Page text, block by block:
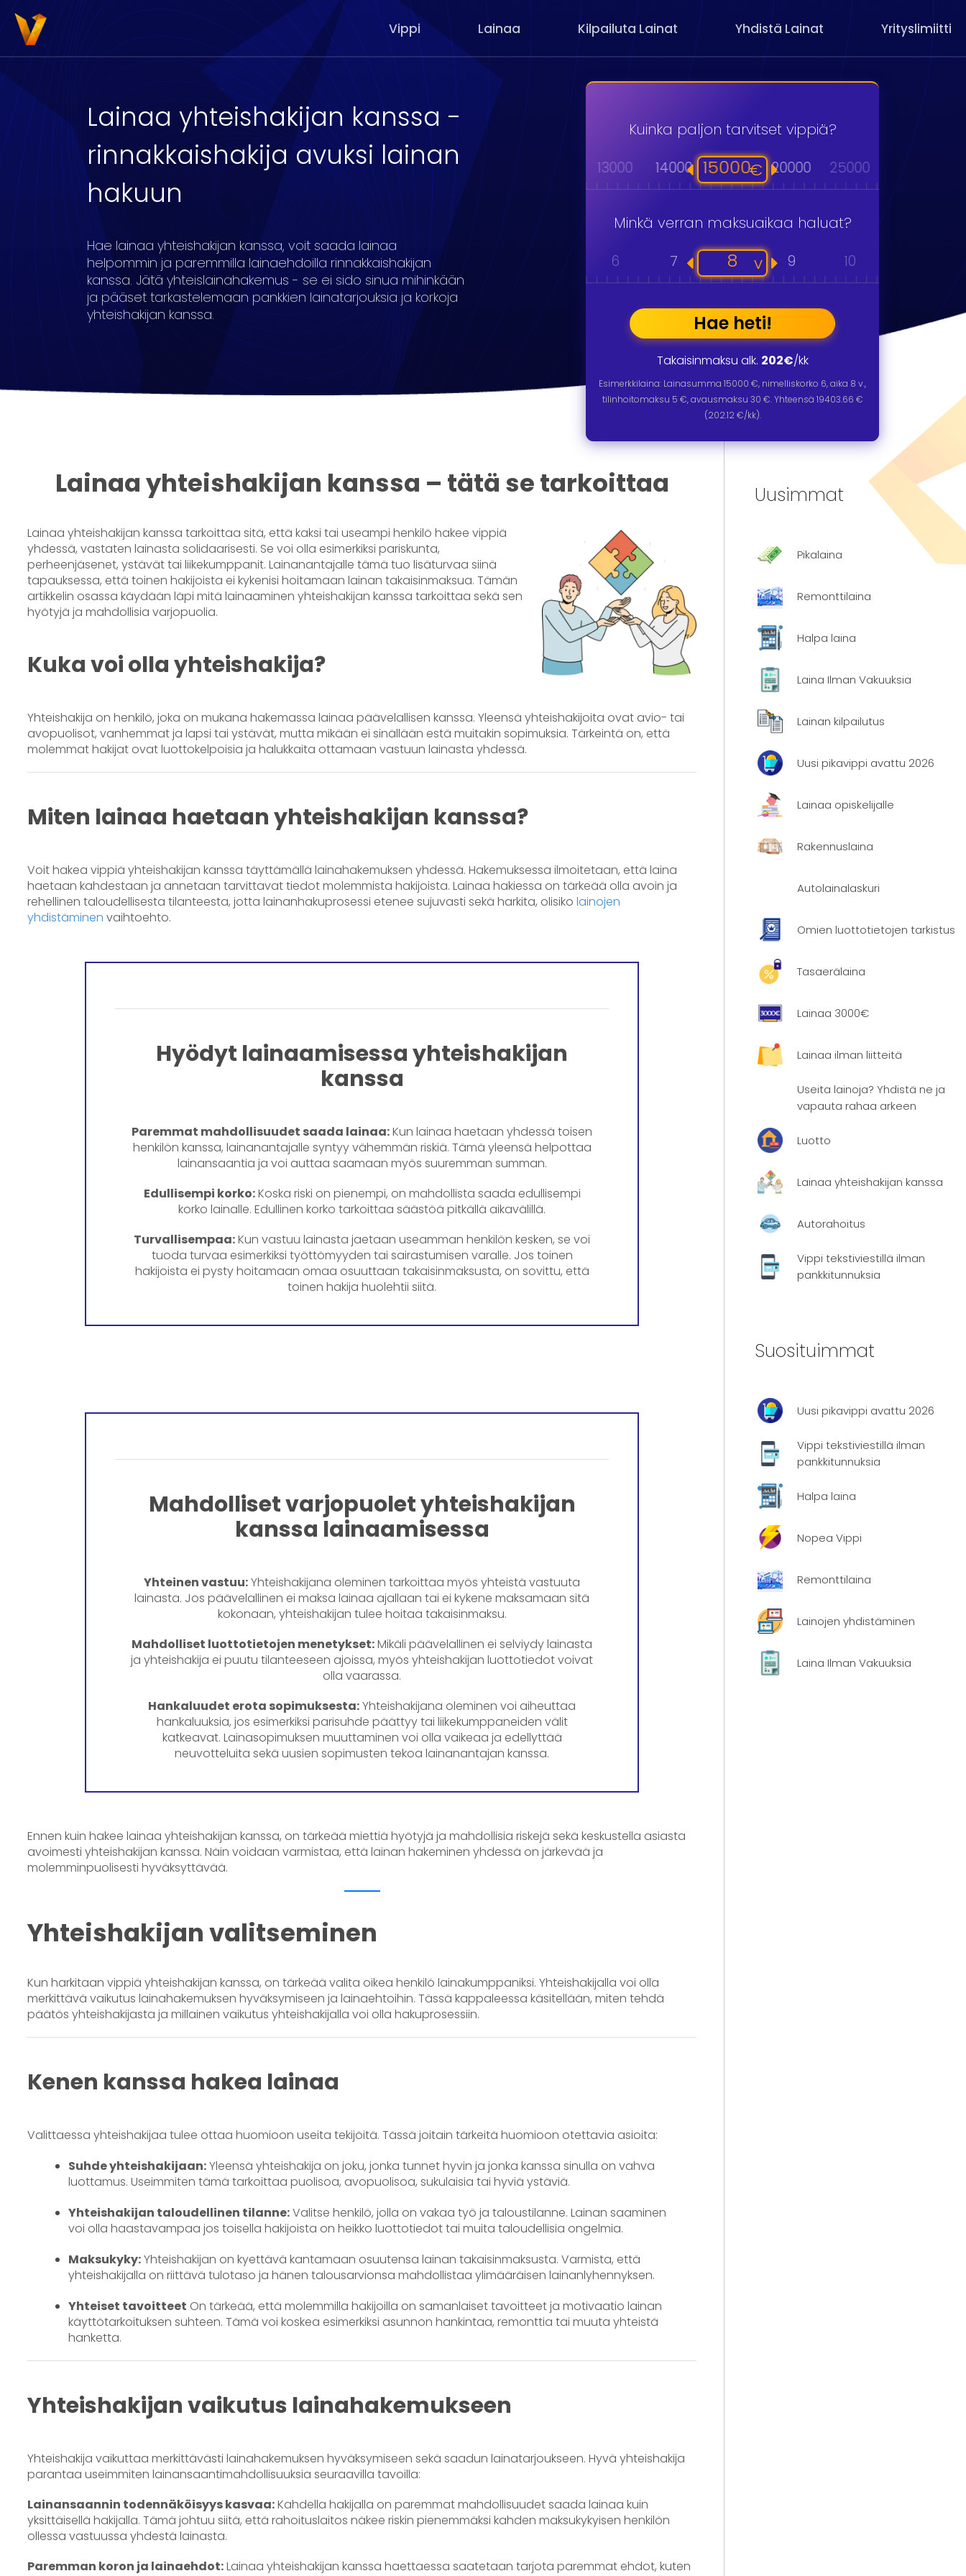
Vippi Lainaa Kilpailuta Lainat Yhdistä Lainat Yrityslimiitti
Lainaa yhteishakijan kanssa -
rinnakkaishakija avuksi lainan
hakuun
Hae lainaa yhteishakijan kanssa, voit saada lainaa
helpommin ja paremmilla lainaehdoilla rinnakkaishakijan
kanssa. Jätä yhteislainahakemus - se ei sido sinua mihinkään
ja pääset tarkastelemaan pankkien lainatarjouksia ja korkoja
yhteishakijan kanssa.
Kuinka paljon tarvitset vippiä?
€
3000 4000 5000 6000 7000 8000 9000 10000 11000 13000 14000 15000 20000 25000 30000
Minkä verran maksuaikaa haluat?
v
17 18 19 20 1 2 6 7 8 9 10
Hae heti!
Takaisinmaksu alk. 202€/kk
Esimerkkilaina: Lainasumma15000 €, nimelliskorko 6, aika 8 v.,
tilinhoitomaksu 5 €, avausmaksu 30 €. Yhteensä 19403.66 €
(202.12 €/kk).
Lainaa yhteishakijan kanssa – tätä se tarkoittaa
Lainaa yhteishakijan kanssa tarkoittaa sitä, että kaksi tai useampi henkilö hakee vippiä
yhdessä, vastaten lainasta solidaarisesti. Se voi olla esimerkiksi pariskunta,
perheenjäsenet, ystävät tai liikekumppanit. Lainanantajalle tämä tuo lisäturvaa siinä
tapauksessa, että toinen hakijoista ei kykenisi hoitamaan lainan takaisinmaksua. Tämän
artikkelin osassa käydään läpi mitä lainaaminen yhteishakijan kanssa tarkoittaa sekä sen
hyötyjä ja mahdollisia varjopuolia.
Kuka voi olla yhteishakija?
Yhteishakija on henkilö, joka on mukana hakemassa lainaa päävelallisen kanssa. Yleensä yhteishakijoita ovat avio- tai
avopuolisot, vanhemmat ja lapsi tai ystävät, mutta mikään ei sinällään estä muitakin sopimuksia. Tärkeintä on, että
molemmat hakijat ovat luottokelpoisia ja halukkaita ottamaan vastuun lainasta yhdessä.
Miten lainaa haetaan yhteishakijan kanssa?
Voit hakea vippiä yhteishakijan kanssa täyttämällä lainahakemuksen yhdessä. Hakemuksessa ilmoitetaan, että laina
haetaan kahdestaan ja annetaan tarvittavat tiedot molemmista hakijoista. Lainaa hakiessa on tärkeää olla avoin ja
rehellinen taloudellisesta tilanteesta, jotta lainanhakuprosessi etenee sujuvasti sekä harkita, olisiko lainojen
yhdistäminen vaihtoehto.
Hyödyt lainaamisessa yhteishakijan
kanssa
Paremmat mahdollisuudet saada lainaa:Kun lainaa haetaan yhdessä toisen
henkilön kanssa, lainanantajalle syntyy vähemmän riskiä. Tämä yleensä helpottaa
lainansaantia ja voi auttaa saamaan myös suuremman summan.
Edullisempi korko:Koska riski on pienempi, on mahdollista saada edullisempi
korko lainalle. Edullinen korko tarkoittaa säästöä pitkällä aikavälillä.
Turvallisempaa:Kun vastuu lainasta jaetaan useamman henkilön kesken, se voi
tuoda turvaa esimerkiksi työttömyyden tai sairastumisen varalle. Jos toinen
hakijoista ei pysty hoitamaan omaa osuuttaan takaisinmaksusta, on sovittu, että
toinen hakija huolehtii siitä.
Mahdolliset varjopuolet yhteishakijan
kanssa lainaamisessa
Yhteinen vastuu:Yhteishakijana oleminen tarkoittaa myös yhteistä vastuuta
lainasta. Jos päävelallinen ei maksa lainaa ajallaan tai ei kykene maksamaan sitä
kokonaan, yhteishakijan tulee hoitaa takaisinmaksu.
Mahdolliset luottotietojen menetykset:Mikäli päävelallinen ei selviydy lainasta
ja yhteishakija ei puutu tilanteeseen ajoissa, myös yhteishakijan luottotiedot voivat
olla vaarassa.
Hankaluudet erota sopimuksesta:Yhteishakijana oleminen voi aiheuttaa
hankaluuksia, jos esimerkiksi parisuhde päättyy tai liikekumppaneiden välit
katkeavat. Lainasopimuksen muuttaminen voi olla vaikeaa ja edellyttää
neuvotteluita sekä uusien sopimusten tekoa lainanantajan kanssa.
Ennen kuin hakee lainaa yhteishakijan kanssa, on tärkeää miettiä hyötyjä ja mahdollisia riskejä sekä keskustella asiasta
avoimesti yhteishakijan kanssa. Näin voidaan varmistaa, että lainan hakeminen yhdessä on järkevää ja
molemminpuolisesti hyväksyttävää.
Yhteishakijan valitseminen
Kun harkitaan vippiä yhteishakijan kanssa, on tärkeää valita oikea henkilö lainakumppaniksi. Yhteishakijalla voi olla
merkittävä vaikutus lainahakemuksen hyväksymiseen ja lainaehtoihin. Tässä kappaleessa käsitellään, miten tehdä
päätös yhteishakijasta ja millainen vaikutus yhteishakijalla voi olla hakuprosessiin.
Kenen kanssa hakea lainaa
Valittaessa yhteishakijaa tulee ottaa huomioon useita tekijöitä. Tässä joitain tärkeitä huomioon otettavia asioita:
Suhde yhteishakijaan:Yleensä yhteishakija on joku, jonka tunnet hyvin ja jonka kanssa sinulla on vahva
luottamus. Useimmiten tämä tarkoittaa puolisoa, avopuolisoa, sukulaisia tai hyviä ystäviä.
Yhteishakijan taloudellinen tilanne:Valitse henkilö, jolla on vakaa työ ja taloustilanne. Lainan saaminen
voi olla haastavampaa jos toisella hakijoista on heikko luottotiedot tai muita taloudellisia ongelmia.
Maksukyky:Yhteishakijan on kyettävä kantamaan osuutensa lainan takaisinmaksusta. Varmista, että
yhteishakijalla on riittävä tulotaso ja hänen talousarvionsa mahdollistaa ylimääräisen lainanlyhennyksen.
Yhteiset tavoitteet On tärkeää, että molemmilla hakijoilla on samanlaiset tavoitteet ja motivaatio lainan
käyttötarkoituksen suhteen. Tämä voi koskea esimerkiksi asunnon hankintaa, remonttia tai muuta yhteistä
hanketta.
Yhteishakijan vaikutus lainahakemukseen
Yhteishakija vaikuttaa merkittävästi lainahakemuksen hyväksymiseen sekä saadun lainatarjoukseen. Hyvä yhteishakija
parantaa useimmiten lainansaantimahdollisuuksia seuraavilla tavoilla:
Lainansaannin todennäköisyys kasvaa:Kahdella hakijalla on paremmat mahdollisuudet saada lainaa kuin
yksittäisellä hakijalla. Tämä johtuu siitä, että rahoituslaitos näkee riskin pienemmäksi kahden maksukykyisen henkilön
ollessa vastuussa yhdestä lainasta.
Paremman koron ja lainaehdot:Lainaa yhteishakijan kanssa haettaessa saatetaan tarjota paremmat ehdot, kuten
Uusimmat
Pikalaina
Remonttilaina
Halpa laina
Laina Ilman Vakuuksia
Lainan kilpailutus
Uusi pikavippi avattu 2026
Lainaa opiskelijalle
Rakennuslaina
Autolainalaskuri
Omien luottotietojen tarkistus
Tasaerälaina
Lainaa 3000€
Lainaa ilman liitteitä
Useita lainoja? Yhdistä ne ja
vapauta rahaa arkeen
Luotto
Lainaa yhteishakijan kanssa
Autorahoitus
Vippi tekstiviestillä ilman
pankkitunnuksia
Suosituimmat
Uusi pikavippi avattu 2026
Vippi tekstiviestillä ilman
pankkitunnuksia
Halpa laina
Nopea Vippi
Remonttilaina
Lainojen yhdistäminen
Laina Ilman Vakuuksia